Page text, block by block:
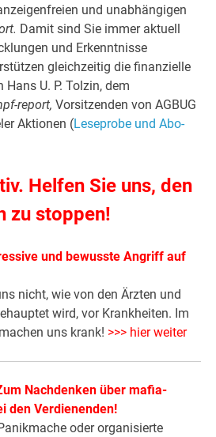
und unabhängigen
Damit sind Sie immer aktuell
und Erkenntnisse
gleichzeitig die finanzielle
U. P. Tolzin, dem
report, Vorsitzenden von AGBUG
Aktionen (Leseprobe und Abo-
Helfen Sie uns, den
zu stoppen!
und bewusste Angriff auf
nicht, wie von den Ärzten und
wird, vor Krankheiten. Im
uns krank! >>> hier weiter
Nachdenken über mafia-
den Verdienenden!
oder organisierte